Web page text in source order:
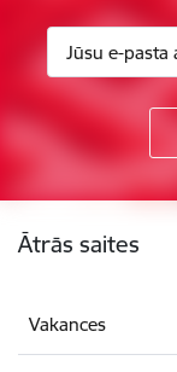
Ātrās saites
Vakances